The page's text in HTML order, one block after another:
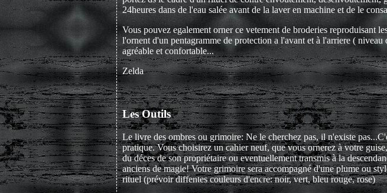
24heures dans de l'eau salée avant de la laver en machine et de le
Vous pouvez egalement orner ce vetement de broderies reproduisant
l'ornent d'un pentagramme de protection a l'avant et à l'arriere (
agréable et confortable...
Zelda
Les Outils
Le livre des ombres ou grimoire: Ne le cherchez pas, il n'existe
pratique. Vous choisirez un cahier neuf, que vous ornerez à votre
du déces de son propriétaire ou eventuellement transmis à la
anciens de magie! Votre grimoire sera accompagné d'une plume ou
rituel (prévoir diffentes couleurs d'encre: noir, vert, bleu rouge, rose)